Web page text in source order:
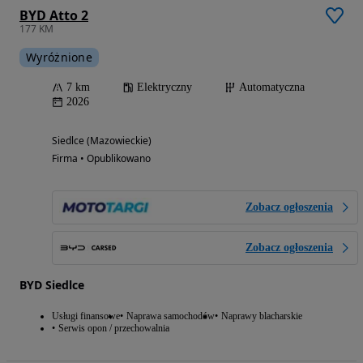
BYD Atto 2
177 KM
Wyróżnione
7 km Elektryczny
Automatyczna
2026
Siedlce (Mazowieckie)
Firma • Opublikowano
Zobacz ogłoszenia
Zobacz ogłoszenia
BYD Siedlce
Usługi finansowe Naprawa samochodów Naprawy blacharskie
Serwis opon / przechowalnia